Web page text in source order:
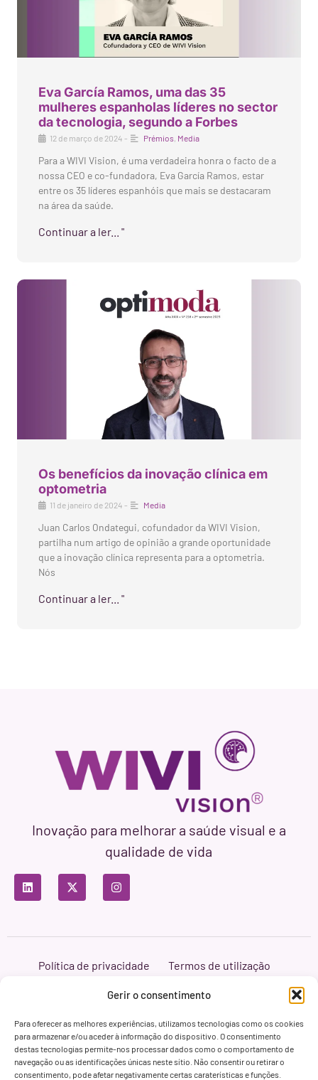
Gerir o consentimento
Para oferecer as melhores experiências, utilizamos tecnologias como os cookies
para armazenar e/ou aceder à informação do dispositivo. O consentimento
destas tecnologias permite-nos processar dados como o comportamento de
navegação ou as identificações únicas neste sítio. Não consentir ou retirar o
consentimento, pode afetar negativamente certas caraterísticas e funções.
Eva García Ramos, uma das 35
mulheres espanholas líderes no sector
da tecnologia, segundo a Forbes
12 de março de 2024 - Prémios, Media
Para a WIVI Vision, é uma verdadeira honra o facto de a
nossa CEO e co-fundadora, Eva García Ramos, estar
entre os 35 líderes espanhóis que mais se destacaram
na área da saúde.
Continuar a ler... "
Os benefícios da inovação clínica em
optometria
11 de janeiro de 2024 - Media
Juan Carlos Ondategui, cofundador da WIVI Vision,
partilha num artigo de opinião a grande oportunidade
que a inovação clínica representa para a optometria.
Nós
Continuar a ler... "
Inovação para melhorar a saúde visual e a
qualidade de vida
Política de privacidade
Termos de utilização
Branding & Web ASH Proyectos Creativos